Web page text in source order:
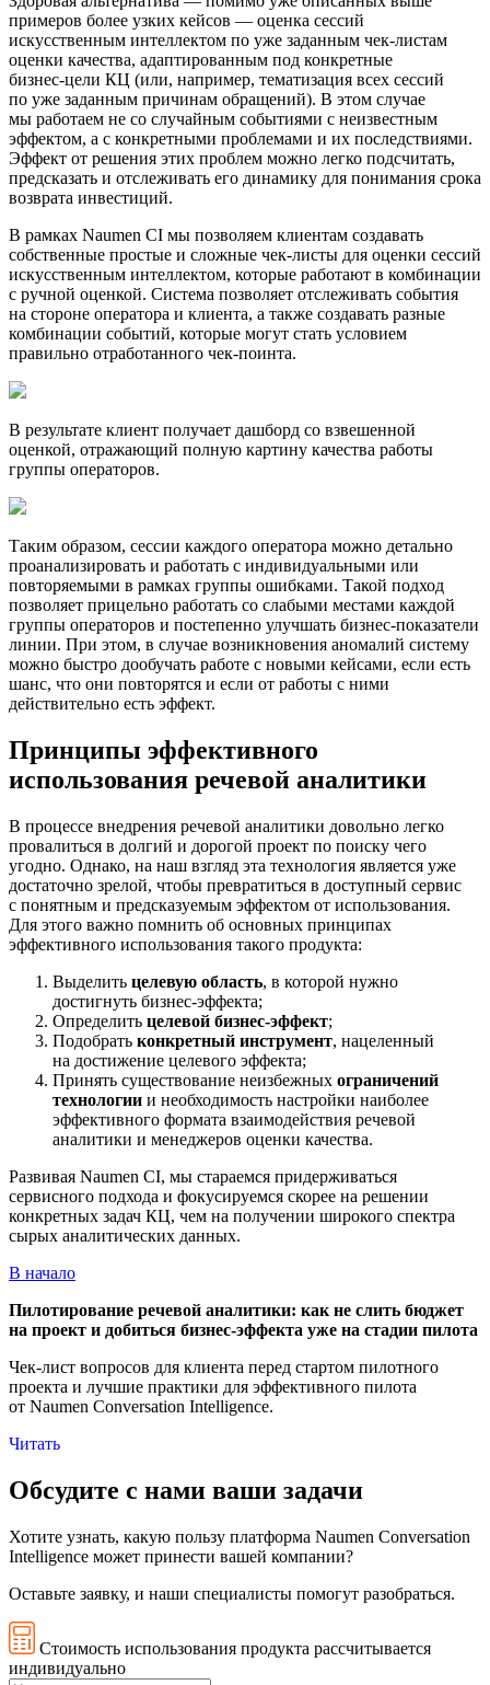
примеров более узких кейсов — оценка сессий
искусственным интеллектом по уже заданным чек-листам
оценки качества, адаптированным под конкретные
бизнес-цели КЦ (или, например, тематизация всех сессий
по уже заданным причинам обращений). В этом случае
мы работаем не со случайным событиями с неизвестным
эффектом, а с конкретными проблемами и их последствиями.
Эффект от решения этих проблем можно легко подсчитать,
предсказать и отслеживать его динамику для понимания срока
возврата инвестиций.
В рамках Naumen CI мы позволяем клиентам создавать
собственные простые и сложные чек-листы для оценки сессий
искусственным интеллектом, которые работают в комбинации
с ручной оценкой. Система позволяет отслеживать события
на стороне оператора и клиента, а также создавать разные
комбинации событий, которые могут стать условием
правильно отработанного чек-поинта.
В результате клиент получает дашборд со взвешенной
оценкой, отражающий полную картину качества работы
группы операторов.
Таким образом, сессии каждого оператора можно детально
проанализировать и работать с индивидуальными или
повторяемыми в рамках группы ошибками. Такой подход
позволяет прицельно работать со слабыми местами каждой
группы операторов и постепенно улучшать бизнес-показатели
линии. При этом, в случае возникновения аномалий систему
можно быстро дообучать работе с новыми кейсами, если есть
шанс, что они повторятся и если от работы с ними
действительно есть эффект.
Принципы эффективного
использования речевой аналитики
В процессе внедрения речевой аналитики довольно легко
провалиться в долгий и дорогой проект по поиску чего
угодно. Однако, на наш взгляд эта технология является уже
достаточно зрелой, чтобы превратиться в доступный сервис
с понятным и предсказуемым эффектом от использования.
Для этого важно помнить об основных принципах
эффективного использования такого продукта:
Выделить целевую область, в которой нужно
достигнуть бизнес-эффекта;
Определить целевой бизнес-эффект;
Подобрать конкретный инструмент, нацеленный
на достижение целевого эффекта;
Принять существование неизбежных ограничений
технологии и необходимость настройки наиболее
эффективного формата взаимодействия речевой
аналитики и менеджеров оценки качества.
Развивая Naumen CI, мы стараемся придерживаться
сервисного подхода и фокусируемся скорее на решении
конкретных задач КЦ, чем на получении широкого спектра
сырых аналитических данных.
В начало
Пилотирование речевой аналитики: как не слить бюджет
на проект и добиться бизнес-эффекта уже на стадии пилота
Чек-лист вопросов для клиента перед стартом пилотного
проекта и лучшие практики для эффективного пилота
от Naumen Conversation Intelligence.
Читать
Обсудите с нами ваши задачи
Хотите узнать, какую пользу платформа Naumen Conversation
Intelligence может принести вашей компании?
Оставьте заявку, и наши специалисты помогут разобраться.
Стоимость использования продукта рассчитывается
индивидуально